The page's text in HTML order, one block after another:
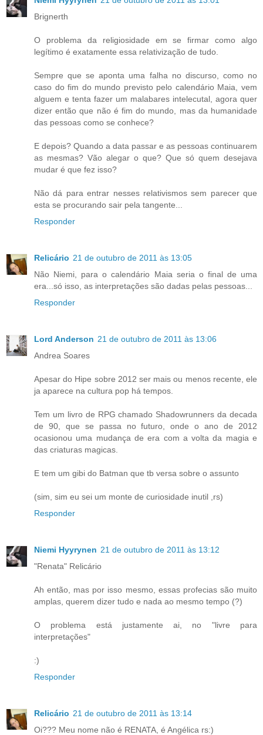
Brignerth
O problema da religiosidade em se firmar como algo
legítimo é exatamente essa relativização de tudo.
Sempre que se aponta uma falha no discurso, como no
caso do fim do mundo previsto pelo calendário Maia, vem
alguem e tenta fazer um malabares intelecutal, agora quer
dizer então que não é fim do mundo, mas da humanidade
das pessoas como se conhece?
E depois? Quando a data passar e as pessoas continuarem
as mesmas? Vão alegar o que? Que só quem desejava
mudar é que fez isso?
Não dá para entrar nesses relativismos sem parecer que
esta se procurando sair pela tangente...
Responder
Relicário 21 de outubro de 2011 às 13:05
Não Niemi, para o calendário Maia seria o final de uma
era...só isso, as interpretações são dadas pelas pessoas...
Responder
Lord Anderson 21 de outubro de 2011 às 13:06
Andrea Soares
Apesar do Hipe sobre 2012 ser mais ou menos recente, ele
ja aparece na cultura pop há tempos.
Tem um livro de RPG chamado Shadowrunners da decada
de 90, que se passa no futuro, onde o ano de 2012
ocasionou uma mudança de era com a volta da magia e
das criaturas magicas.
E tem um gibi do Batman que tb versa sobre o assunto
(sim, sim eu sei um monte de curiosidade inutil ,rs)
Responder
Niemi Hyyrynen 21 de outubro de 2011 às 13:12
"Renata" Relicário
Ah então, mas por isso mesmo, essas profecias são muito
amplas, querem dizer tudo e nada ao mesmo tempo (?)
O problema está justamente ai, no "livre para
interpretações"
:)
Responder
Relicário 21 de outubro de 2011 às 13:14
Oi??? Meu nome não é RENATA, é Angélica rs:)